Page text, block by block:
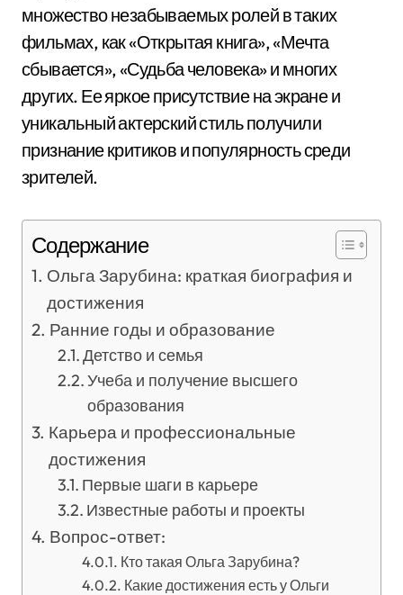
множество незабываемых ролей в таких
фильмах, как «Открытая книга», «Мечта
сбывается», «Судьба человека» и многих
других. Ее яркое присутствие на экране и
уникальный актерский стиль получили
признание критиков и популярность среди
зрителей.
Содержание
Ольга Зарубина: краткая биография и
достижения
Ранние годы и образование
Детство и семья
Учеба и получение высшего
образования
Карьера и профессиональные
достижения
Первые шаги в карьере
Известные работы и проекты
Вопрос-ответ:
Кто такая Ольга Зарубина?
Какие достижения есть у Ольги